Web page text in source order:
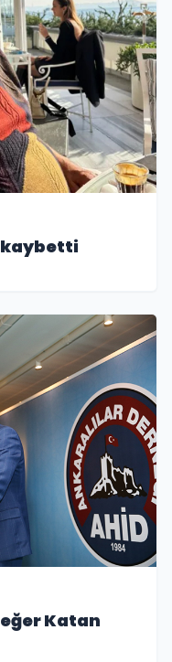
kaybetti
Katan